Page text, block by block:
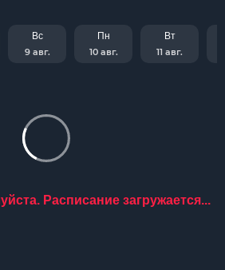
Вс
9 авг.
Пн
10 авг.
Вт
11 авг.
Расписание загружается...